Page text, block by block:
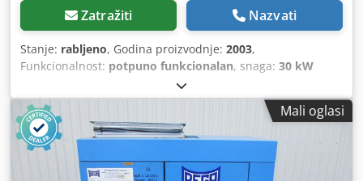
Zatražiti Nazvati
Stanje: rabljeno, Godina proizvodnje: 2003,
Funkcionalnost: potpuno funkcionalan, snaga: 30 kW
, Proizvođač: KAESER Model: ASD 57 Motor: 30 kW
Kapacitet: 4,5 m³/h Csdpfx Agswtz E Usdorf Godina
proizvodnje: 2003 Radni sati: 29.900 h
Mali oglasi